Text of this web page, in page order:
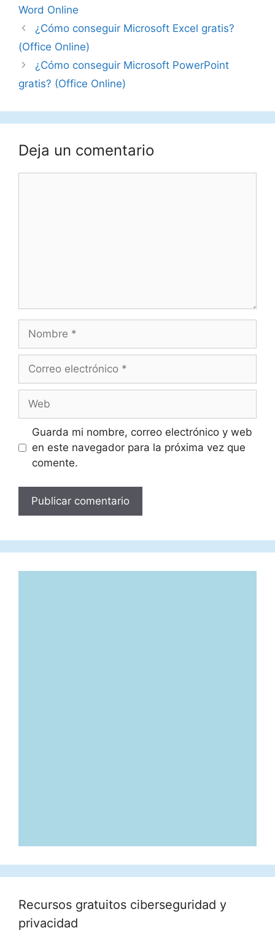
Word Online
¿Cómo conseguir Microsoft Excel gratis?
(Office Online)
¿Cómo conseguir Microsoft PowerPoint
gratis? (Office Online)
Deja un comentario
Nombre
Correo
Web
Guarda mi nombre, correo electrónico y web
en este navegador para la próxima vez que
comente.
Recursos gratuitos ciberseguridad y
privacidad